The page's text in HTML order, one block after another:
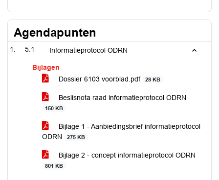
Agendapunten
5.1 Informatieprotocol ODRN
Bijlagen
Dossier 6103 voorblad.pdf
28 KB
Beslisnota raad informatieprotocol ODRN
150 KB
Bijlage 1 - Aanbiedingsbrief informatieprotocol
ODRN
275 KB
Bijlage 2 - concept informatieprotocol ODRN
801 KB